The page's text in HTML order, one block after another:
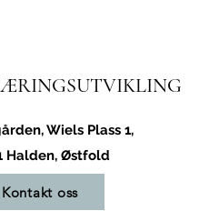
Wiels Plass 1,
Halden, Østfold
Kontakt oss